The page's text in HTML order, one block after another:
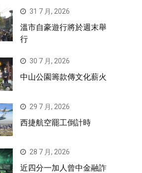
31 7 月, 2026
溫市自豪遊行將於週末舉
行
30 7 月, 2026
中山公園籌款傳文化薪火
29 7 月, 2026
西捷航空罷工倒計時
28 7 月, 2026
近四分一加人曾中金融詐